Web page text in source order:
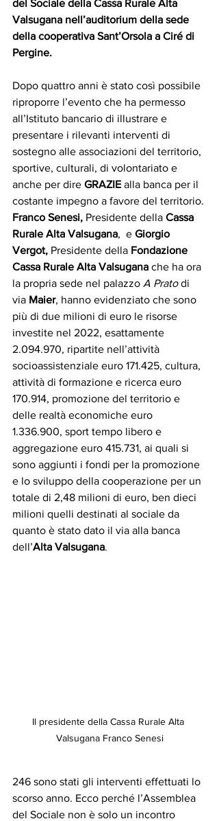
del Sociale della Cassa Rurale Alta
Valsugana nell’auditorium della sede
della cooperativa Sant’Orsola a Ciré di
Pergine.
Dopo quattro anni è stato così possibile
riproporre l’evento che ha permesso
all’Istituto bancario di illustrare e
presentare i rilevanti interventi di
sostegno alle associazioni del territorio,
sportive, culturali, di volontariato e
anche per dire GRAZIE alla banca per il
costante impegno a favore del territorio.
Franco Senesi, Presidente della Cassa
Rurale Alta Valsugana,  e Giorgio
Vergot, Presidente della Fondazione
Cassa Rurale Alta Valsugana che ha ora
la propria sede nel palazzo A Prato di
via Maier, hanno evidenziato che sono
più di due milioni di euro le risorse
investite nel 2022, esattamente
2.094.970, ripartite nell’attività
socioassistenziale euro 171.425, cultura,
attività di formazione e ricerca euro
170.914, promozione del territorio e
delle realtà economiche euro
1.336.900, sport tempo libero e
aggregazione euro 415.731, ai quali si
sono aggiunti i fondi per la promozione
e lo sviluppo della cooperazione per un
totale di 2,48 milioni di euro, ben dieci
milioni quelli destinati al sociale da
quanto è stato dato il via alla banca
dell’Alta Valsugana.
Il presidente della Cassa Rurale Alta
Valsugana Franco Senesi
246 sono stati gli interventi effettuati lo
scorso anno. Ecco perché l’Assemblea
del Sociale non è solo un incontro